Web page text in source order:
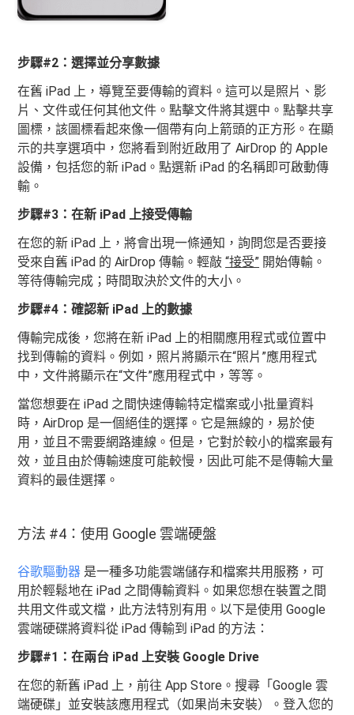
步驟#2：選擇並分享數據
在舊 iPad 上，導覽至要傳輸的資料。這可以是照片、影
片、文件或任何其他文件。點擊文件將其選中。點擊共享
圖標，該圖標看起來像一個帶有向上箭頭的正方形。在顯
示的共享選項中，您將看到附近啟用了 AirDrop 的 Apple
設備，包括您的新 iPad。點選新 iPad 的名稱即可啟動傳
輸。
步驟#3：在新 iPad 上接受傳輸
在您的新 iPad 上，將會出現一條通知，詢問您是否要接
受來自舊 iPad 的 AirDrop 傳輸。輕敲“接受” 開始傳輸。
等待傳輸完成；時間取決於文件​​的大小。
步驟#4：確認新 iPad 上的數據
傳輸完成後，您將在新 iPad 上的相關應用程式或位置中
找到傳輸的資料。例如，照片將顯示在“照片”應用程式
中，文件將顯示在“文件”應用程式中，等等。
當您想要在 iPad 之間快速傳輸特定檔案或小批量資料
時，AirDrop 是一個絕佳的選擇。它是無線的，易於使
用，並且不需要網路連線。但是，它對於較小的檔案最有
效，並且由於傳輸速度可能較慢，因此可能不是傳輸大量
資料的最佳選擇。
方法 #4：使用 Google 雲端硬盤
谷歌驅動器 是一種多功能雲端儲存和檔案共用服務，可
用於輕鬆地在 iPad 之間傳輸資料。如果您想在裝置之間
共用文件或文檔，此方法特別有用。以下是使用 Google
雲端硬碟將資料從 iPad 傳輸到 iPad 的方法：
步驟#1：在兩台 iPad 上安裝 Google Drive
在您的新舊 iPad 上，前往 App Store。搜尋「Google 雲
端硬碟」並安裝該應用程式（如果尚未安裝）。登入您的